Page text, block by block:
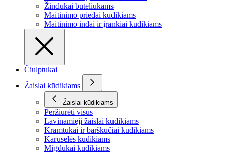
Žindukai buteliukams
Maitinimo priedai kūdikiams
Maitinimo indai ir įrankiai kūdikiams
Čiulptukai
Žaislai kūdikiams
Žaislai kūdikiams
Peržiūrėti visus
Lavinamieji žaislai kūdikiams
Kramtukai ir barškučiai kūdikiams
Karuselės kūdikiams
Migdukai kūdikiams